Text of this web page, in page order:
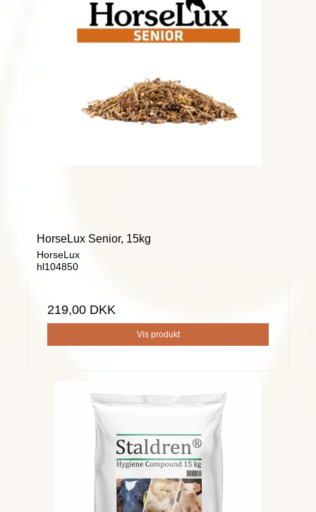
HorseLux Senior, 15kg
HorseLux
hl104850
219,00 DKK
Vis produkt